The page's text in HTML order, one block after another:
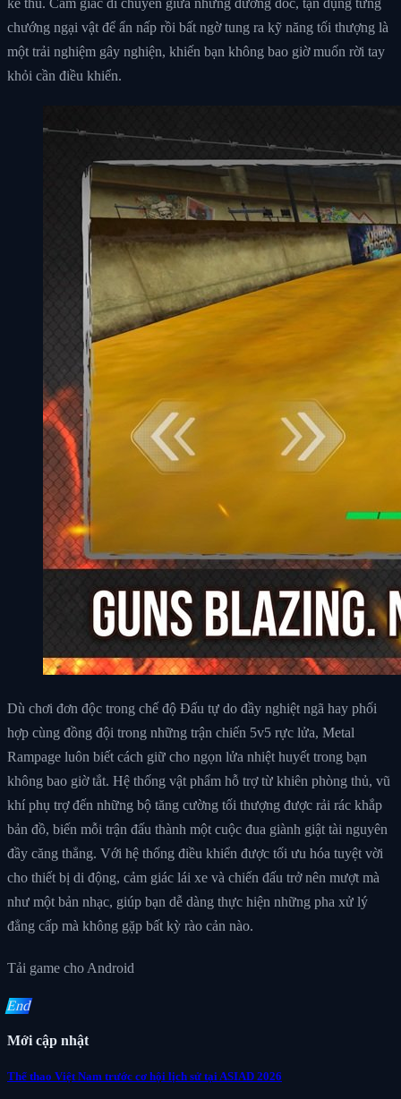
kẻ thù. Cảm giác di chuyển giữa những đường dốc, tận dụng từng
chướng ngại vật để ẩn nấp rồi bất ngờ tung ra kỹ năng tối thượng là
một trải nghiệm gây nghiện, khiến bạn không bao giờ muốn rời tay
khỏi cần điều khiển.
Dù chơi đơn độc trong chế độ Đấu tự do đầy nghiệt ngã hay phối
hợp cùng đồng đội trong những trận chiến 5v5 rực lửa, Metal
Rampage luôn biết cách giữ cho ngọn lửa nhiệt huyết trong bạn
không bao giờ tắt. Hệ thống vật phẩm hỗ trợ từ khiên phòng thủ, vũ
khí phụ trợ đến những bộ tăng cường tối thượng được rải rác khắp
bản đồ, biến mỗi trận đấu thành một cuộc đua giành giật tài nguyên
đầy căng thẳng. Với hệ thống điều khiển được tối ưu hóa tuyệt vời
cho thiết bị di động, cảm giác lái xe và chiến đấu trở nên mượt mà
như một bản nhạc, giúp bạn dễ dàng thực hiện những pha xử lý
đẳng cấp mà không gặp bất kỳ rào cản nào.
Tải game cho Android
End
Mới cập nhật
Thể thao Việt Nam trước cơ hội lịch sử tại ASIAD 2026